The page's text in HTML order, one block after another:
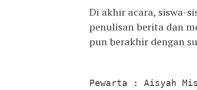
Di akhir acara, siswa-
penulisan berita dan
pun berakhir dengan
Pewarta : Aisyah